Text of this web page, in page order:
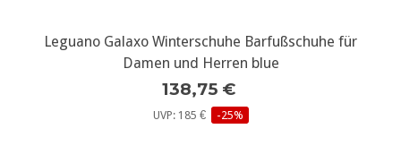
Leguano Galaxo Winterschuhe Barfußschuhe für
Damen und Herren blue
138,75 €
UVP: 185 € -25%